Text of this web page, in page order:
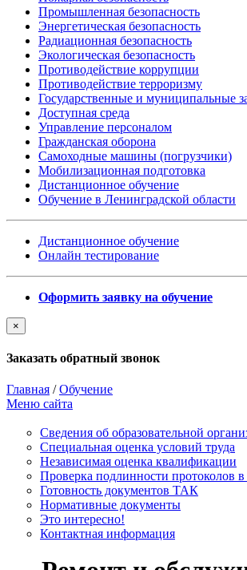
Промышленная безопасность
Энергетическая безопасность
Радиационная безопасность
Экологическая безопасность
Противодействие коррупции
Противодействие терроризму
Государственные и муниципальные
Доступная среда
Управление персоналом
Гражданская оборона
Самоходные машины (погрузчики)
Мобилизационная подготовка
Дистанционное обучение
Обучение в Ленинградской области
Дистанционное обучение
Онлайн тестирование
Оформить заявку на обучение
×
Заказать обратный звонок
Главная /Обучение
Меню сайта
Сведения об образовательной
Cпециальная оценка условий труда
Независимая оценка квалификации
Проверка подлинности протоколов
Готовность документов ТАК
Нормативные документы
Это интересно!
Контактная информация